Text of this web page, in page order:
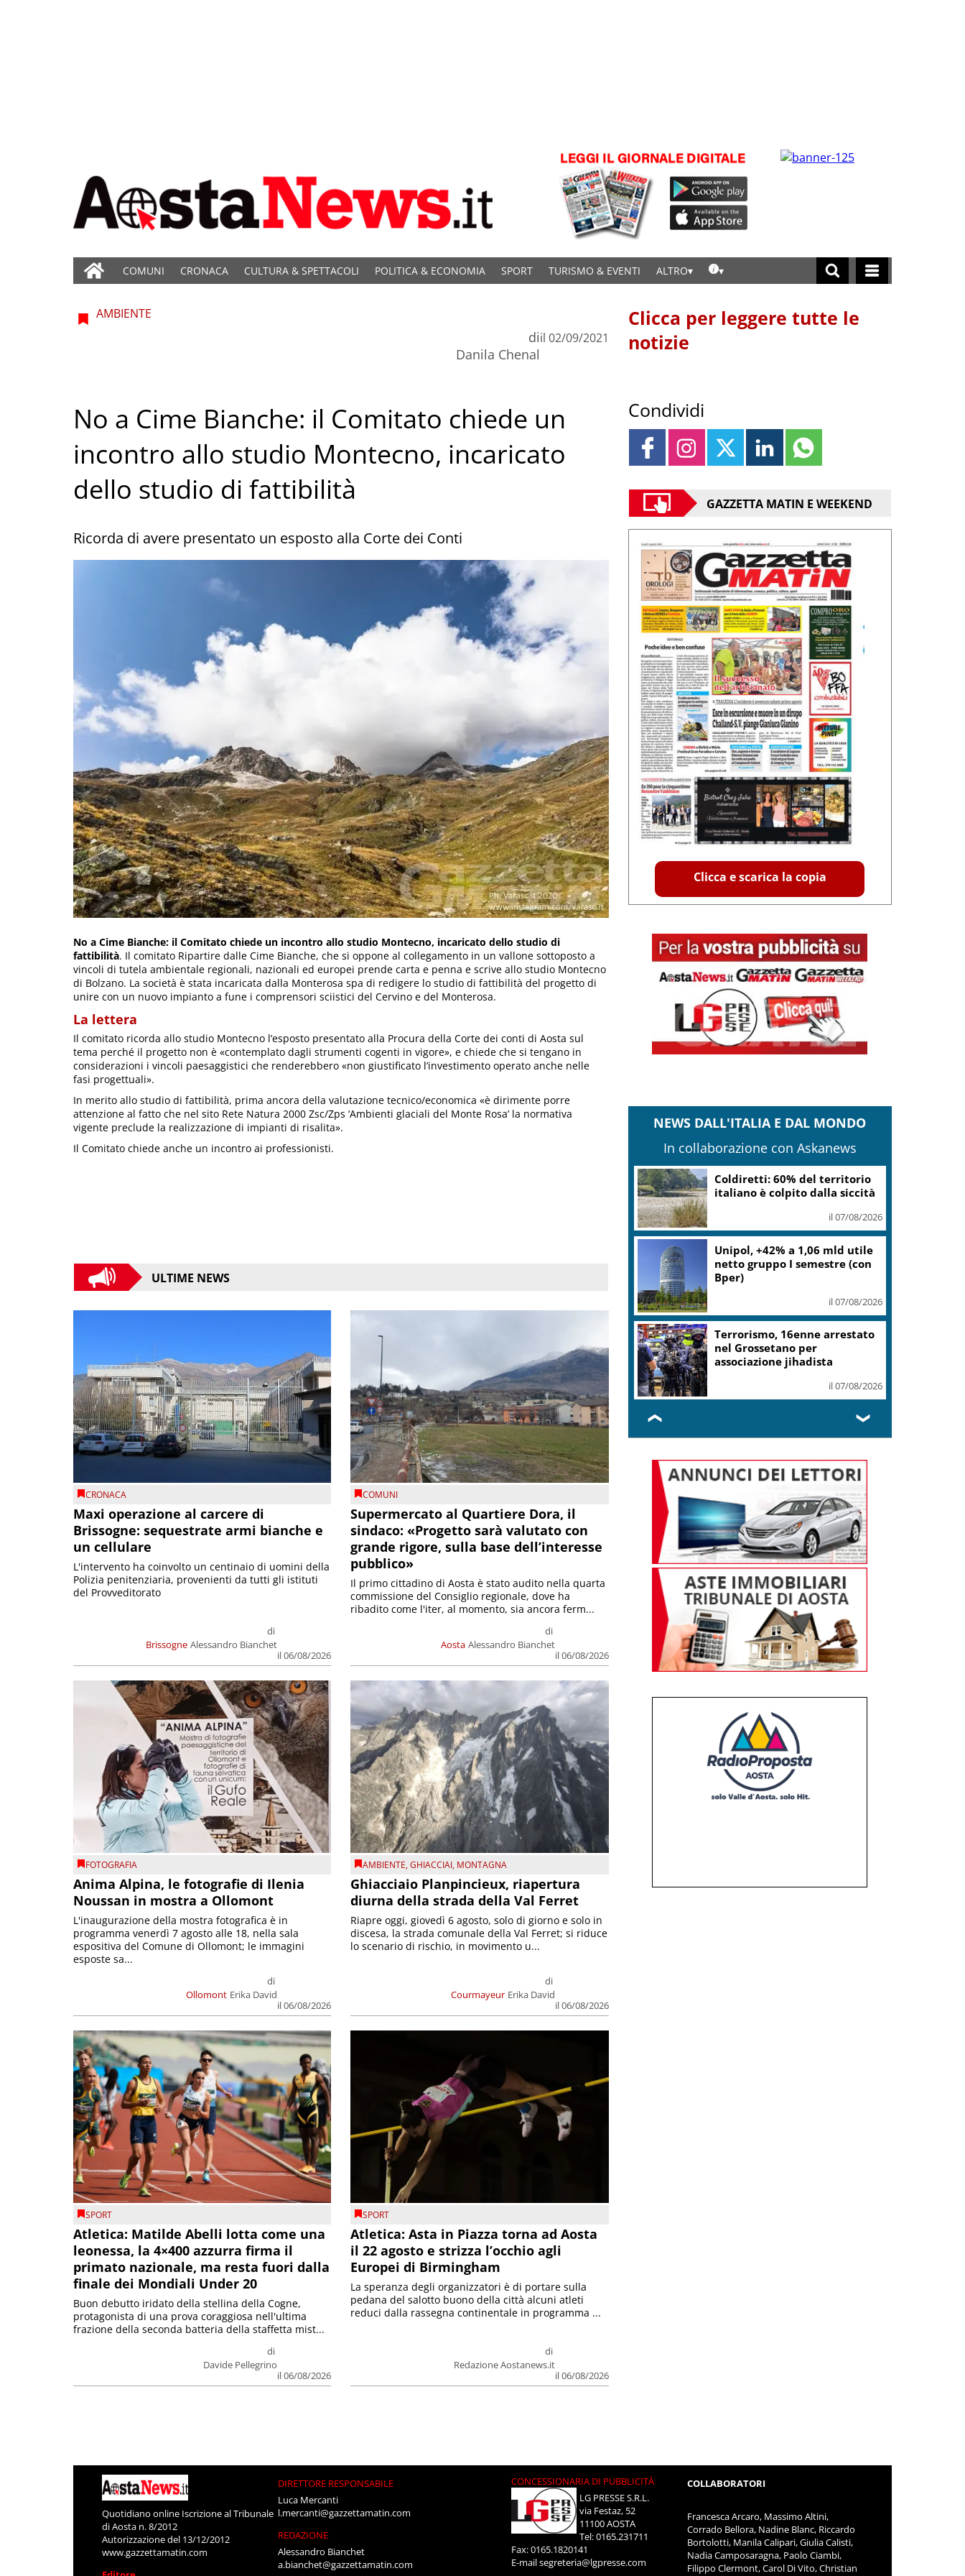
COMUNI CRONACA CULTURA & SPETTACOLI POLITICA & ECONOMIA SPORT TURISMO & EVENTI ALTRO
AMBIENTE
di
Danila Chenal
il 02/09/2021
No a Cime Bianche: il Comitato chiede un
incontro allo studio Montecno, incaricato
dello studio di fattibilità
Ricorda di avere presentato un esposto alla Corte dei Conti
No a Cime Bianche: il Comitato chiede un incontro allo studio Montecno, incaricato dello studio di
fattibilità. Il comitato Ripartire dalle Cime Bianche, che si oppone al collegamento in un vallone sottoposto a
vincoli di tutela ambientale regionali, nazionali ed europei prende carta e penna e scrive allo studio Montecno
di Bolzano. La società è stata incaricata dalla Monterosa spa di redigere lo studio di fattibilità del progetto di
unire con un nuovo impianto a fune i comprensori sciistici del Cervino e del Monterosa.
La lettera
Il comitato ricorda allo studio Montecno l’esposto presentato alla Procura della Corte dei conti di Aosta sul
tema perché il progetto non è «contemplato dagli strumenti cogenti in vigore», e chiede che si tengano in
considerazioni i vincoli paesaggistici che renderebbero «non giustificato l’investimento operato anche nelle
fasi progettuali».
In merito allo studio di fattibilità, prima ancora della valutazione tecnico/economica «è dirimente porre
attenzione al fatto che nel sito Rete Natura 2000 Zsc/Zps ‘Ambienti glaciali del Monte Rosa’ la normativa
vigente preclude la realizzazione di impianti di risalita».
Il Comitato chiede anche un incontro ai professionisti.
ULTIME NEWS
CRONACA
Maxi operazione al carcere di
Brissogne: sequestrate armi bianche e
un cellulare
Brissogne
di
Alessandro Bianchet
il 06/08/2026
L'intervento ha coinvolto un centinaio di uomini della
Polizia penitenziaria, provenienti da tutti gli istituti
del Provveditorato
COMUNI
Supermercato al Quartiere Dora, il
sindaco: «Progetto sarà valutato con
grande rigore, sulla base dell’interesse
pubblico»
Aosta
di
Alessandro Bianchet
il 06/08/2026
Il primo cittadino di Aosta è stato audito nella quarta
commissione del Consiglio regionale, dove ha
ribadito come l'iter, al momento, sia ancora ferm...
FOTOGRAFIA
Anima Alpina, le fotografie di Ilenia
Noussan in mostra a Ollomont
Ollomont
di
Erika David
il 06/08/2026
L'inaugurazione della mostra fotografica è in
programma venerdì 7 agosto alle 18, nella sala
espositiva del Comune di Ollomont; le immagini
esposte sa...
AMBIENTE,GHIACCIAI, MONTAGNA
Ghiacciaio Planpincieux, riapertura
diurna della strada della Val Ferret
Courmayeur
di
Erika David
il 06/08/2026
Riapre oggi, giovedì 6 agosto, solo di giorno e solo in
discesa, la strada comunale della Val Ferret; si riduce
lo scenario di rischio, in movimento u...
SPORT
Atletica: Matilde Abelli lotta come una
leonessa, la 4×400 azzurra firma il
primato nazionale, ma resta fuori dalla
finale dei Mondiali Under 20
di
Davide Pellegrino
il 06/08/2026
Buon debutto iridato della stellina della Cogne,
protagonista di una prova coraggiosa nell'ultima
frazione della seconda batteria della staffetta mist...
SPORT
Atletica: Asta in Piazza torna ad Aosta
il 22 agosto e strizza l’occhio agli
Europei di Birmingham
di
Redazione Aostanews.it
il 06/08/2026
La speranza degli organizzatori è di portare sulla
pedana del salotto buono della città alcuni atleti
reduci dalla rassegna continentale in programma ...
Clicca per leggere tutte le
notizie
Condividi
GAZZETTA MATIN E WEEKEND
Clicca e scarica la copia
NEWS DALL'ITALIA E DAL MONDO
In collaborazione con Askanews
Coldiretti: 60% del territorio
italiano è colpito dalla siccità
il 07/08/2026
Unipol, +42% a 1,06 mld utile
netto gruppo I semestre (con
Bper)
il 07/08/2026
Terrorismo, 16enne arrestato
nel Grossetano per
associazione jihadista
il 07/08/2026
❮ ❯
Quotidiano online Iscrizione al Tribunale
di Aosta n. 8/2012
Autorizzazione del 13/12/2012
www.gazzettamatin.com
DIRETTORE RESPONSABILE
Luca Mercanti
l.mercanti@gazzettamatin.com
REDAZIONE
Alessandro Bianchet
a.bianchet@gazzettamatin.com
CONCESSIONARIA DI PUBBLICITÀ
LG PRESSE S.R.L.
via Festaz, 52
11100 AOSTA
Tel: 0165.231711
Fax: 0165.1820141
E-mailsegreteria@lgpresse.com
COLLABORATORI
Francesca Arcaro, Massimo Altini,
Corrado Bellora, Nadine Blanc, Riccardo
Bortolotti, Manila Calipari, Giulia Calisti,
Nadia Camposaragna, Paolo Ciambi,
Filippo Clermont, Carol Di Vito, Christian